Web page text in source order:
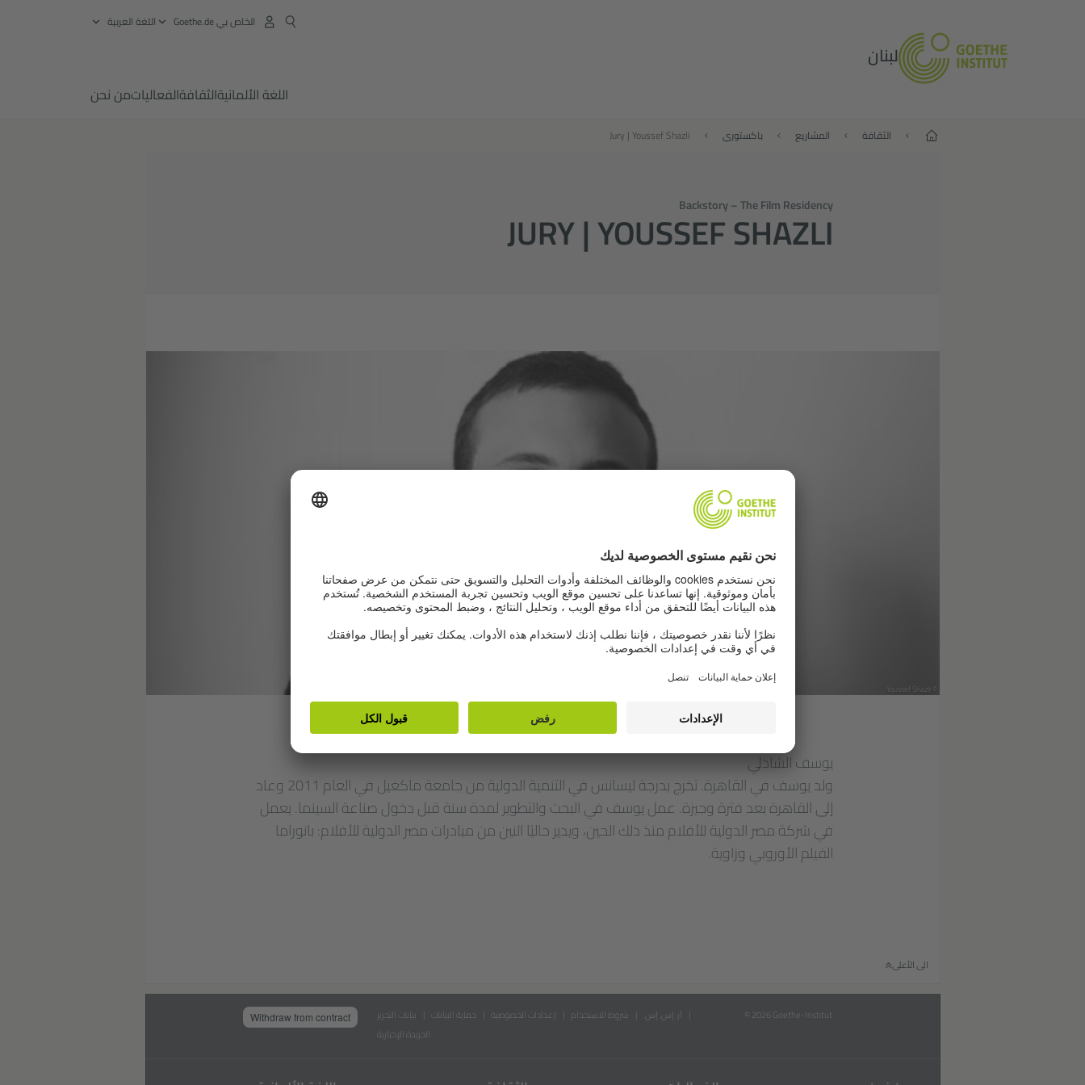
لبنان
الخاص بي Goethe.de ‏اللغة العربية
اللغة الألمانيةالثقافةالفعالياتمن نحن
البداية الثقافة المشاريع باكستوري Jury | Youssef Shazli
Backstory – The Film Residency
JURY | YOUSSEF SHAZLI
يوسف الشاذلي
ولد يوسف في القاهرة. تخرج بدرجة ليسانس في التنمية الدولية من جامعة ماكغيل في العام 2011 وعاد
إلى القاهرة بعد فترة وجيزة. عمل يوسف في البحث والتطوير لمدة سنة قبل دخول صناعة السينما. يعمل
في شركة مصر الدولية للأفلام منذ ذلك الحين، ويدير حاليًا اثنين من مبادرات مصر الدولية للأفلام: بانوراما
الفيلم الأوروبي وزاوية.
الى الأعلى
© 2026 Goethe-Institut بيانات التحرير حماية البيانات إعدادات الخصوصية شروط الاستخدام
آر. إس. إس.
الجريدة الإخبارية
Withdraw from contract